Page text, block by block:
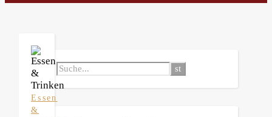
Essen
&